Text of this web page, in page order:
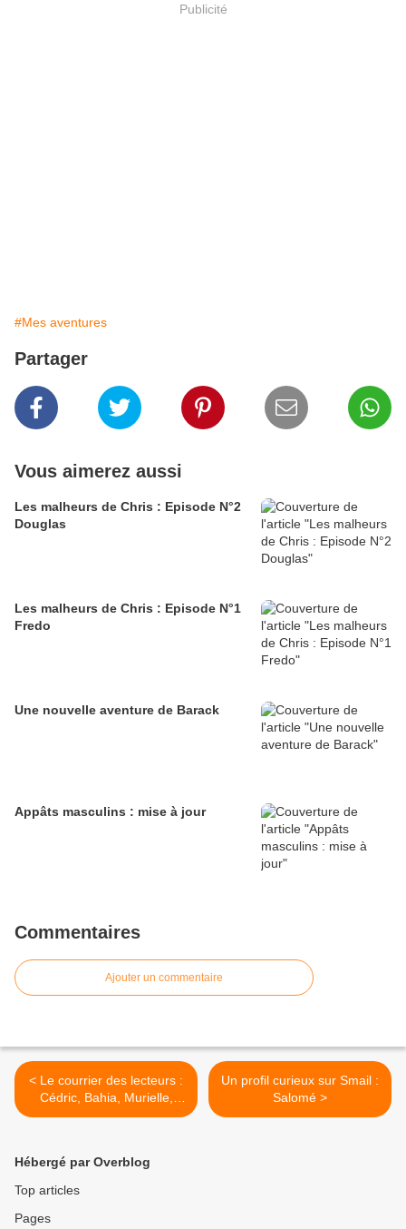
Publicité
#Mes aventures
Partager
Vous aimerez aussi
Les malheurs de Chris : Episode N°2
Douglas
Les malheurs de Chris : Episode N°1
Fredo
Une nouvelle aventure de Barack
Appâts masculins : mise à jour
Commentaires
Ajouter un commentaire
< Le courrier des lecteurs :
Cédric, Bahia, Murielle,
Katy, Denim...
Un profil curieux sur Smail :
Salomé >
Hébergé par Overblog
Top articles
Pages